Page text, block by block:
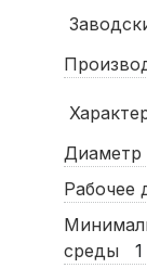
Диаметр
Рабочее
среды
1